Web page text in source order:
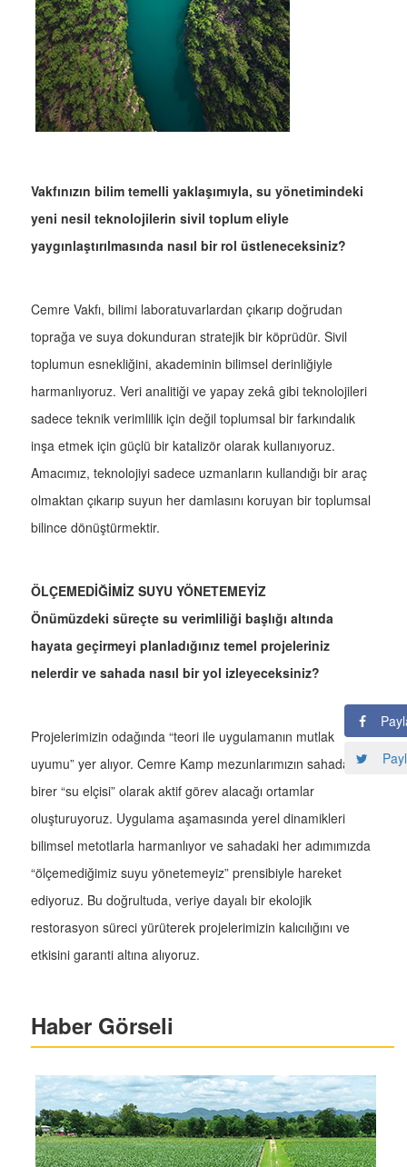
Vakfınızın bilim temelli yaklaşımıyla, su yönetimindeki
yeni nesil teknolojilerin sivil toplum eliyle
yaygınlaştırılmasında nasıl bir rol üstleneceksiniz?
Cemre Vakfı, bilimi laboratuvarlardan çıkarıp doğrudan
toprağa ve suya dokunduran stratejik bir köprüdür. Sivil
toplumun esnekliğini, akademinin bilimsel derinliğiyle
harmanlıyoruz. Veri analitiği ve yapay zekâ gibi teknolojileri
sadece teknik verimlilik için değil toplumsal bir farkındalık
inşa etmek için güçlü bir katalizör olarak kullanıyoruz.
Amacımız, teknolojiyi sadece uzmanların kullandığı bir araç
olmaktan çıkarıp suyun her damlasını koruyan bir toplumsal
bilince dönüştürmektir.
ÖLÇEMEDİĞİMİZ SUYU YÖNETEMEYİZ
Önümüzdeki süreçte su verimliliği başlığı altında
hayata geçirmeyi planladığınız temel projeleriniz
nelerdir ve sahada nasıl bir yol izleyeceksiniz?
Projelerimizin odağında “teori ile uygulamanın mutlak
uyumu” yer alıyor. Cemre Kamp mezunlarımızın sahada
birer “su elçisi” olarak aktif görev alacağı ortamlar
oluşturuyoruz. Uygulama aşamasında yerel dinamikleri
bilimsel metotlarla harmanlıyor ve sahadaki her adımımızda
“ölçemediğimiz suyu yönetemeyiz” prensibiyle hareket
ediyoruz. Bu doğrultuda, veriye dayalı bir ekolojik
restorasyon süreci yürüterek projelerimizin kalıcılığını ve
etkisini garanti altına alıyoruz.
Haber Görseli